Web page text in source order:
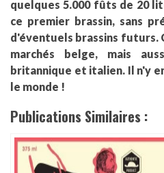
quelques 5.000 fûts de 20
ce premier brassin, sans
d'éventuels brassins futurs.
marchés belge, mais
britannique et italien. Il n'y
le monde !
Publications Similaires :